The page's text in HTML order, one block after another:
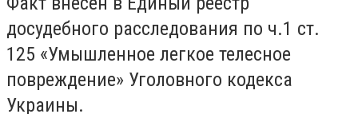
досудебного расследования по ч.1 ст.
125 «Умышленное легкое телесное
повреждение» Уголовного кодекса
Украины.